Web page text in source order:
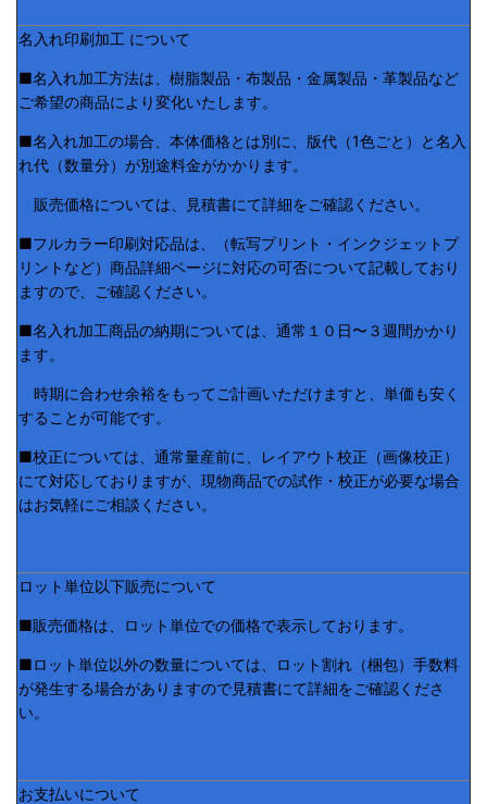
名入れ印刷加工 について
■名入れ加工方法は、樹脂製品・布製品・金属製品・革製品など
ご希望の商品により変化いたします。
■名入れ加工の場合、本体価格とは別に、版代（1色ごと）と名入
れ代（数量分）が別途料金がかかります。
販売価格については、見積書にて詳細をご確認ください。
■フルカラー印刷対応品は、（転写プリント・インクジェットプ
リントなど）商品詳細ページに対応の可否について記載しており
ますので、ご確認ください。
■名入れ加工商品の納期については、通常１０日〜３週間かかり
ます。
時期に合わせ余裕をもってご計画いただけますと、単価も安く
することが可能です。
■校正については、通常量産前に、レイアウト校正（画像校正）
にて対応しておりますが、現物商品での試作・校正が必要な場合
はお気軽にご相談ください。
ロット単位以下販売について
■販売価格は、ロット単位での価格で表示しております。
■ロット単位以外の数量については、ロット割れ（梱包）手数料
が発生する場合がありますので見積書にて詳細をご確認くださ
い。
お支払いについて